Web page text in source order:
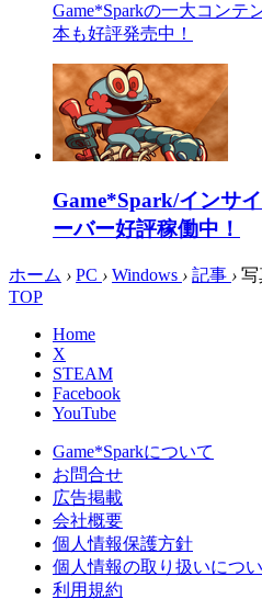
Game*Sparkの一大コンテ
本も好評発売中！
Game*Spark/インサ
ーバー好評稼働中！
ホーム › PC › Windows › 記事 › 写
TOP
Home
X
STEAM
Facebook
YouTube
Game*Sparkについて
お問合せ
広告掲載
会社概要
個人情報保護方針
個人情報の取り扱いについ
利用規約